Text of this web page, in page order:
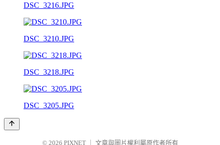
DSC_3216.JPG
DSC_3210.JPG
DSC_3218.JPG
DSC_3205.JPG
© 2026 PIXNET 文章與圖片權利屬原作者所有